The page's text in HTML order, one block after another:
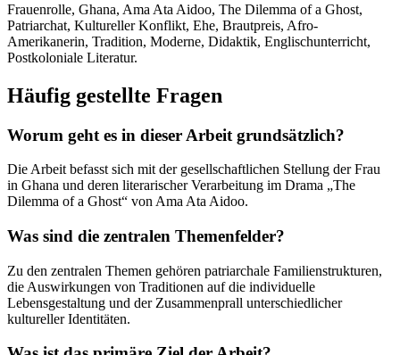
Frauenrolle, Ghana, Ama Ata Aidoo, The Dilemma of a Ghost,
Patriarchat, Kultureller Konflikt, Ehe, Brautpreis, Afro-
Amerikanerin, Tradition, Moderne, Didaktik, Englischunterricht,
Postkoloniale Literatur.
Häufig gestellte Fragen
Worum geht es in dieser Arbeit grundsätzlich?
Die Arbeit befasst sich mit der gesellschaftlichen Stellung der Frau
in Ghana und deren literarischer Verarbeitung im Drama „The
Dilemma of a Ghost“ von Ama Ata Aidoo.
Was sind die zentralen Themenfelder?
Zu den zentralen Themen gehören patriarchale Familienstrukturen,
die Auswirkungen von Traditionen auf die individuelle
Lebensgestaltung und der Zusammenprall unterschiedlicher
kultureller Identitäten.